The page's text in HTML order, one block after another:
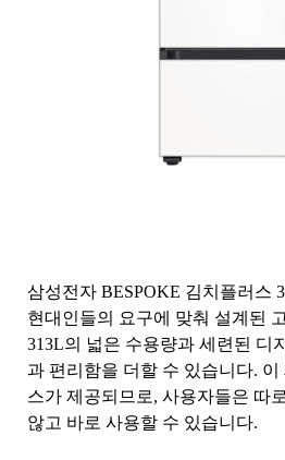
삼성전자 BESPOKE 김치플러스
현대인들의 요구에 맞춰 설계된
313L의 넓은 수용량과 세련된 디
과 편리함을 더할 수 있습니다. 이
스가 제공되므로, 사용자들은 따
않고 바로 사용할 수 있습니다.